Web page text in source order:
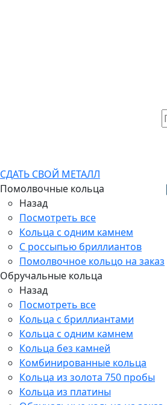
СДАТЬ СВОЙ МЕТАЛЛ
Помолвочные кольца
Назад
Посмотреть все
Кольца с одним камнем
С россыпью бриллиантов
Помолвочное кольцо на заказ
Обручальные кольца
Назад
Посмотреть все
Кольца с бриллиантами
Кольца с одним камнем
Кольца без камней
Комбинированные кольца
Кольца из золота 750 пробы
Кольца из платины